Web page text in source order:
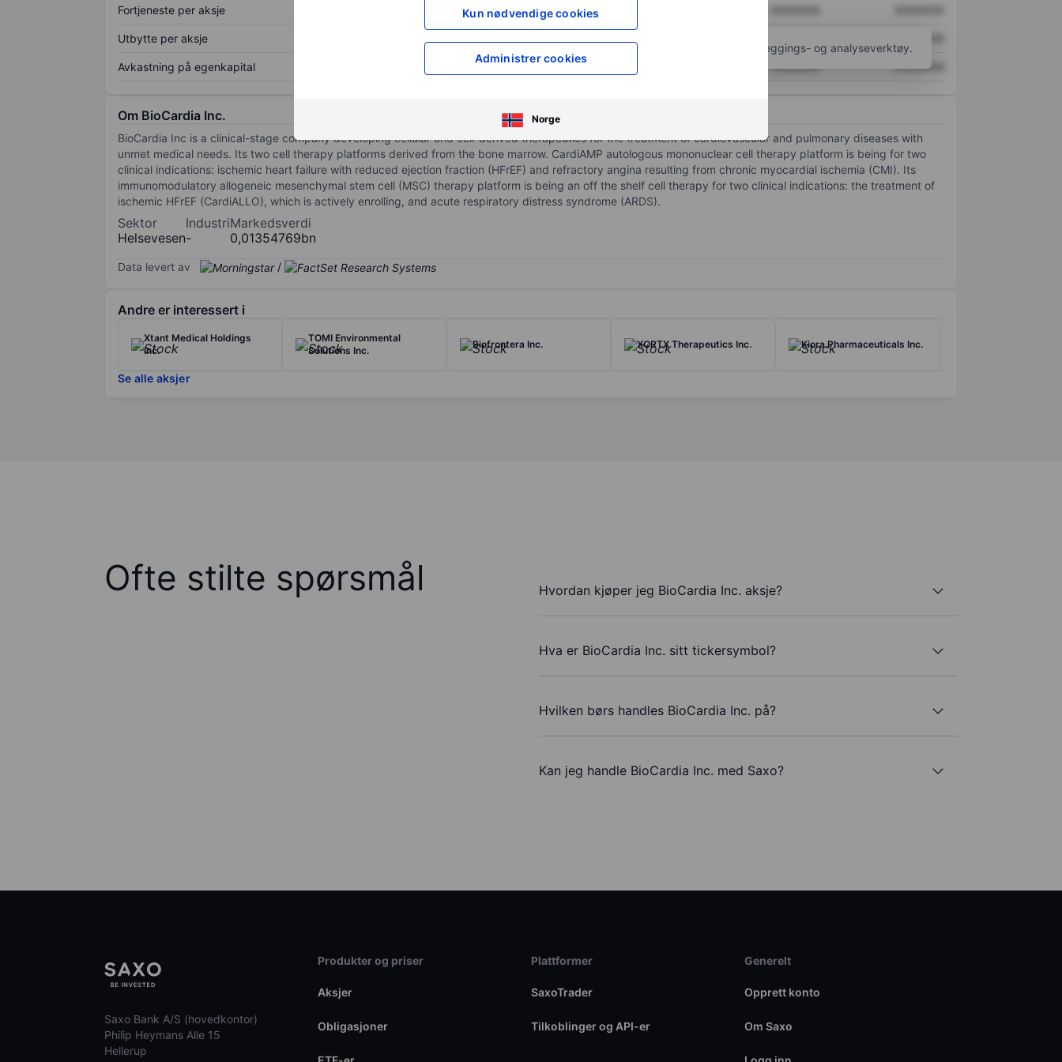
Kun nødvendige cookies
Administrer cookies
Norge
Fortjeneste per aksje XXXXXXX
Utbytte per aksje
Avkastning på egenkapital XXXXXXX XXXXXXX XXXXXXX
for å få tilgang til flere kartleggings- og analyseverktøy.
Om BioCardia Inc.
BioCardia Inc is a clinical-stage company developing cellular and cell-derived therapeutics for the treatment of cardiovascular and pulmonary diseases with
unmet medical needs. Its two cell therapy platforms derived from the bone marrow. CardiAMP autologous mononuclear cell therapy platform is being for two
clinical indications: ischemic heart failure with reduced ejection fraction (HFrEF) and refractory angina resulting from chronic myocardial ischemia (CMI). Its
immunomodulatory allogeneic mesenchymal stem cell (MSC) therapy platform is being an off the shelf cell therapy for two clinical indications: the treatment of
ischemic HFrEF (CardiALLO), which is actively enrolling, and acute respiratory distress syndrome (ARDS).
Sektor
Helsevesen
Industri
-
Markedsverdi
0,01354769bn
Data levert av /
Andre er interessert i
Xtant Medical Holdings
Inc.
TOMI Environmental
Solutions Inc.
Biofrontera Inc. XORTX Therapeutics Inc. Kiora Pharmaceuticals Inc.
Se alle aksjer
Ofte stilte spørsmål Hvordan kjøper jeg BioCardia Inc. aksje?
Hva er BioCardia Inc. sitt tickersymbol?
Hvilken børs handles BioCardia Inc. på?
Kan jeg handle BioCardia Inc. med Saxo?
Saxo Bank A/S (hovedkontor)
Philip Heymans Alle 15
Hellerup
Produkter og priser
Aksjer
Obligasjoner
Plattformer
SaxoTrader
Tilkoblinger og API-er
Generelt
Opprett konto
Om Saxo